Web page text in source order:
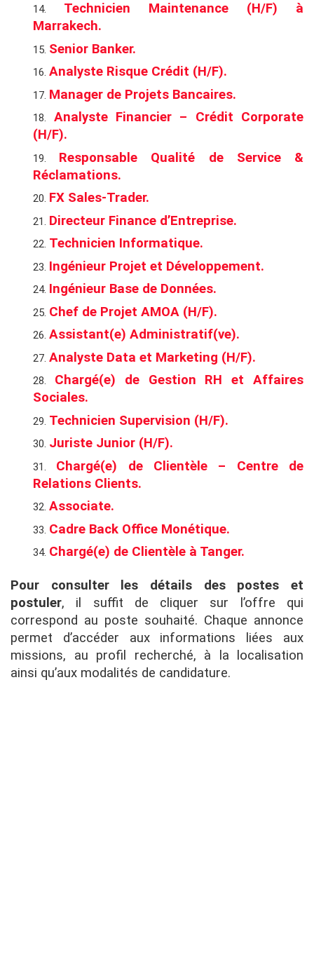
Technicien Maintenance (H/F) à
Marrakech.
Senior Banker.
Analyste Risque Crédit (H/F).
Manager de Projets Bancaires.
Analyste Financier – Crédit Corporate
(H/F).
Responsable Qualité de Service &
Réclamations.
FX Sales-Trader.
Directeur Finance d’Entreprise.
Technicien Informatique.
Ingénieur Projet et Développement.
Ingénieur Base de Données.
Chef de Projet AMOA (H/F).
Assistant(e) Administratif(ve).
Analyste Data et Marketing (H/F).
Chargé(e) de Gestion RH et Affaires
Sociales.
Technicien Supervision (H/F).
Juriste Junior (H/F).
Chargé(e) de Clientèle – Centre de
Relations Clients.
Associate.
Cadre Back Office Monétique.
Chargé(e) de Clientèle à Tanger.
Pour consulter les détails des postes et
postuler, il suffit de cliquer sur l’offre qui
correspond au poste souhaité. Chaque annonce
permet d’accéder aux informations liées aux
missions, au profil recherché, à la localisation
ainsi qu’aux modalités de candidature.